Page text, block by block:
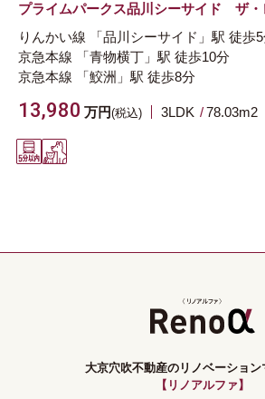
プライムパークス品川シーサイド ザ・
りんかい線
「品川シーサイド」駅 徒歩
京急本線
「青物横丁」駅 徒歩10分
京急本線
「鮫洲」駅 徒歩8分
13,980 万円(税込) 3LDK 78.03m2
大京穴吹不動産のリノベーション
【リノアルファ】